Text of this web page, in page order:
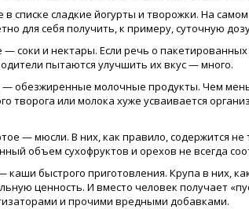
списке сладкие йогурты и творожки. На
для себя получить, к примеру, суточную
соки и нектары. Если речь о
пытаются улучшить их вкус — много.
— обезжиренные молочные продукты. Чем
творога или молока хуже усваивается
— мюсли. В них, как правило, содержится
объем сухофруктов и орехов не всегда
каши быстрого приготовления. Крупа в них,
ценность. И вместо человек получает
и прочими вредными добавками.